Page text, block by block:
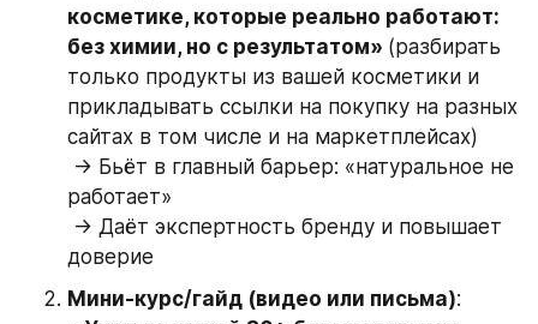
косметике, которые реально работают:
без химии, но с результатом» (разбирать
только продукты из вашей косметики и
прикладывать ссылки на покупку на разных
сайтах в том числе и на маркетплейсах)
работает»
доверие
Мини-курс/гайд (видео или письма):